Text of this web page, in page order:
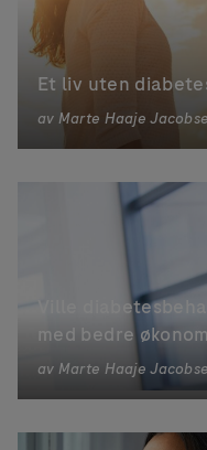
Et liv uten
av Marte Haaje
Ville
med bedre
av Marte Haaje